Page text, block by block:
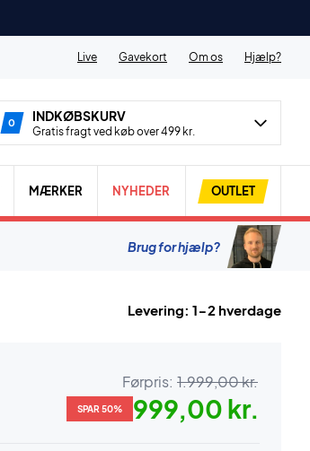
Live Gavekort Om os Hjælp?
0 INDKØBSKURV
Gratis fragt ved køb over 499 kr.
MÆRKER NYHEDER OUTLET
Brug for hjælp?
Levering: 1-2 hverdage
Førpris: 1.999,00 kr.
SPAR 50% 999,00 kr.